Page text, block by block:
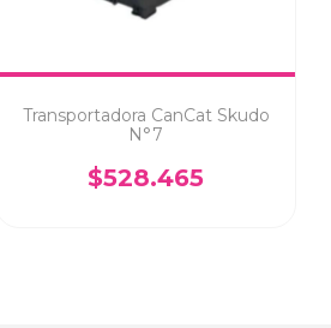
Transportadora CanCat Skudo
N°7
$528.465